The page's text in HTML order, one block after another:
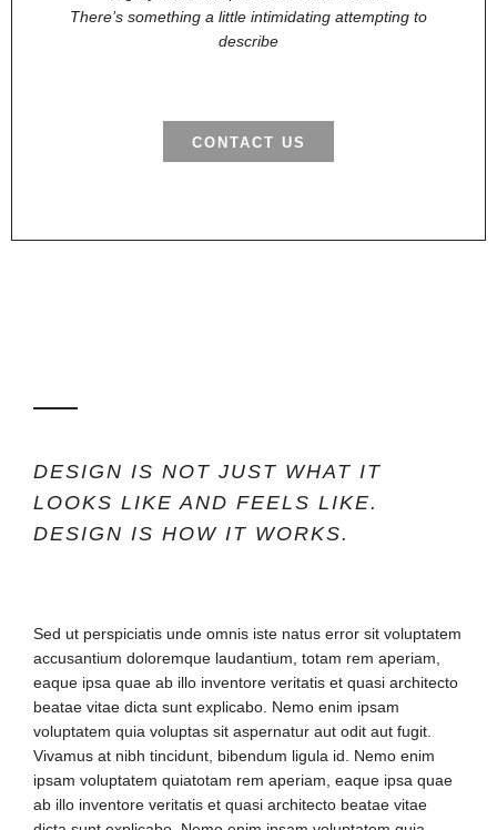
There’s something a little intimidating attempting to
describe
CONTACT US
DESIGN IS NOT JUST WHAT IT
LOOKS LIKE AND FEELS LIKE.
DESIGN IS HOW IT WORKS.
Sed ut perspiciatis unde omnis iste natus error sit voluptatem
accusantium doloremque laudantium, totam rem aperiam,
eaque ipsa quae ab illo inventore veritatis et quasi architecto
beatae vitae dicta sunt explicabo. Nemo enim ipsam
voluptatem quia voluptas sit aspernatur aut odit aut fugit.
Vivamus at nibh tincidunt, bibendum ligula id. Nemo enim
ipsam voluptatem quiatotam rem aperiam, eaque ipsa quae
ab illo inventore veritatis et quasi architecto beatae vitae